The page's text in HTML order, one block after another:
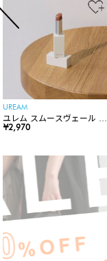
UREAM
ユレム スムースヴェール リ
ップスティック
¥2,970